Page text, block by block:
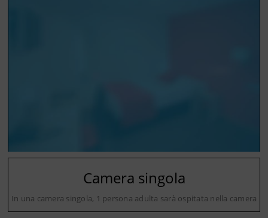
Camera singola
In una camera singola, 1 persona adulta sarà ospitata nella camera